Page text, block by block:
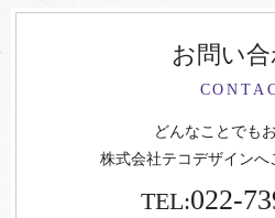
お問い
どんなことでも
株式会社テコデザインへ
TEL:022-